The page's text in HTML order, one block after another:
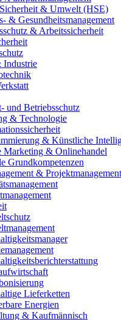
& Umwelt (HSE)
& Gesundheitsmanagement
& Arbeitssicherheit
Industrie
und Betriebsschutz
& Technologie
& Künstliche
Marketing & Onlinehandel
Grundkompetenzen
& Projektmanagement
Lieferketten
Energien
& Kaufmännisch